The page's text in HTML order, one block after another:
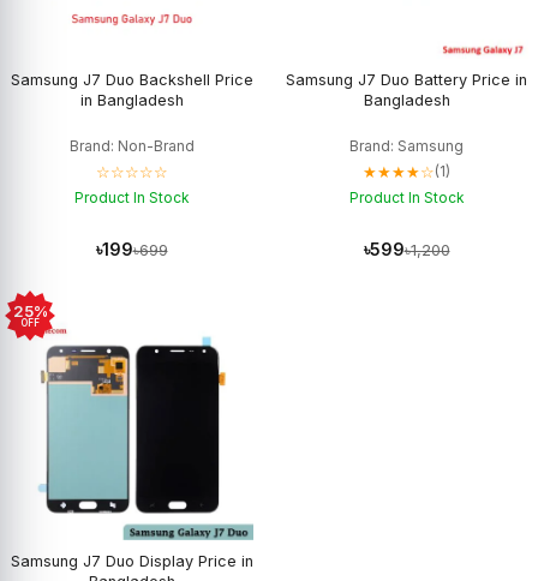
Samsung J7 Duo Backshell Price
in Bangladesh
Brand: Non-Brand
☆☆☆☆☆
Product In Stock
৳199৳699
Samsung J7 Duo Battery Price in
Bangladesh
Brand: Samsung
★★★★☆(1)
Product In Stock
৳599৳1,200
25%
OFF
Samsung J7 Duo Display Price in